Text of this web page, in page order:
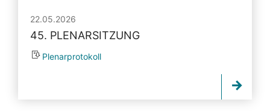
22.05.2026
45. PLENARSITZUNG
Plenarprotokoll